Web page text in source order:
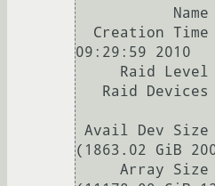
09:29:59 2010
(1863.02 GiB